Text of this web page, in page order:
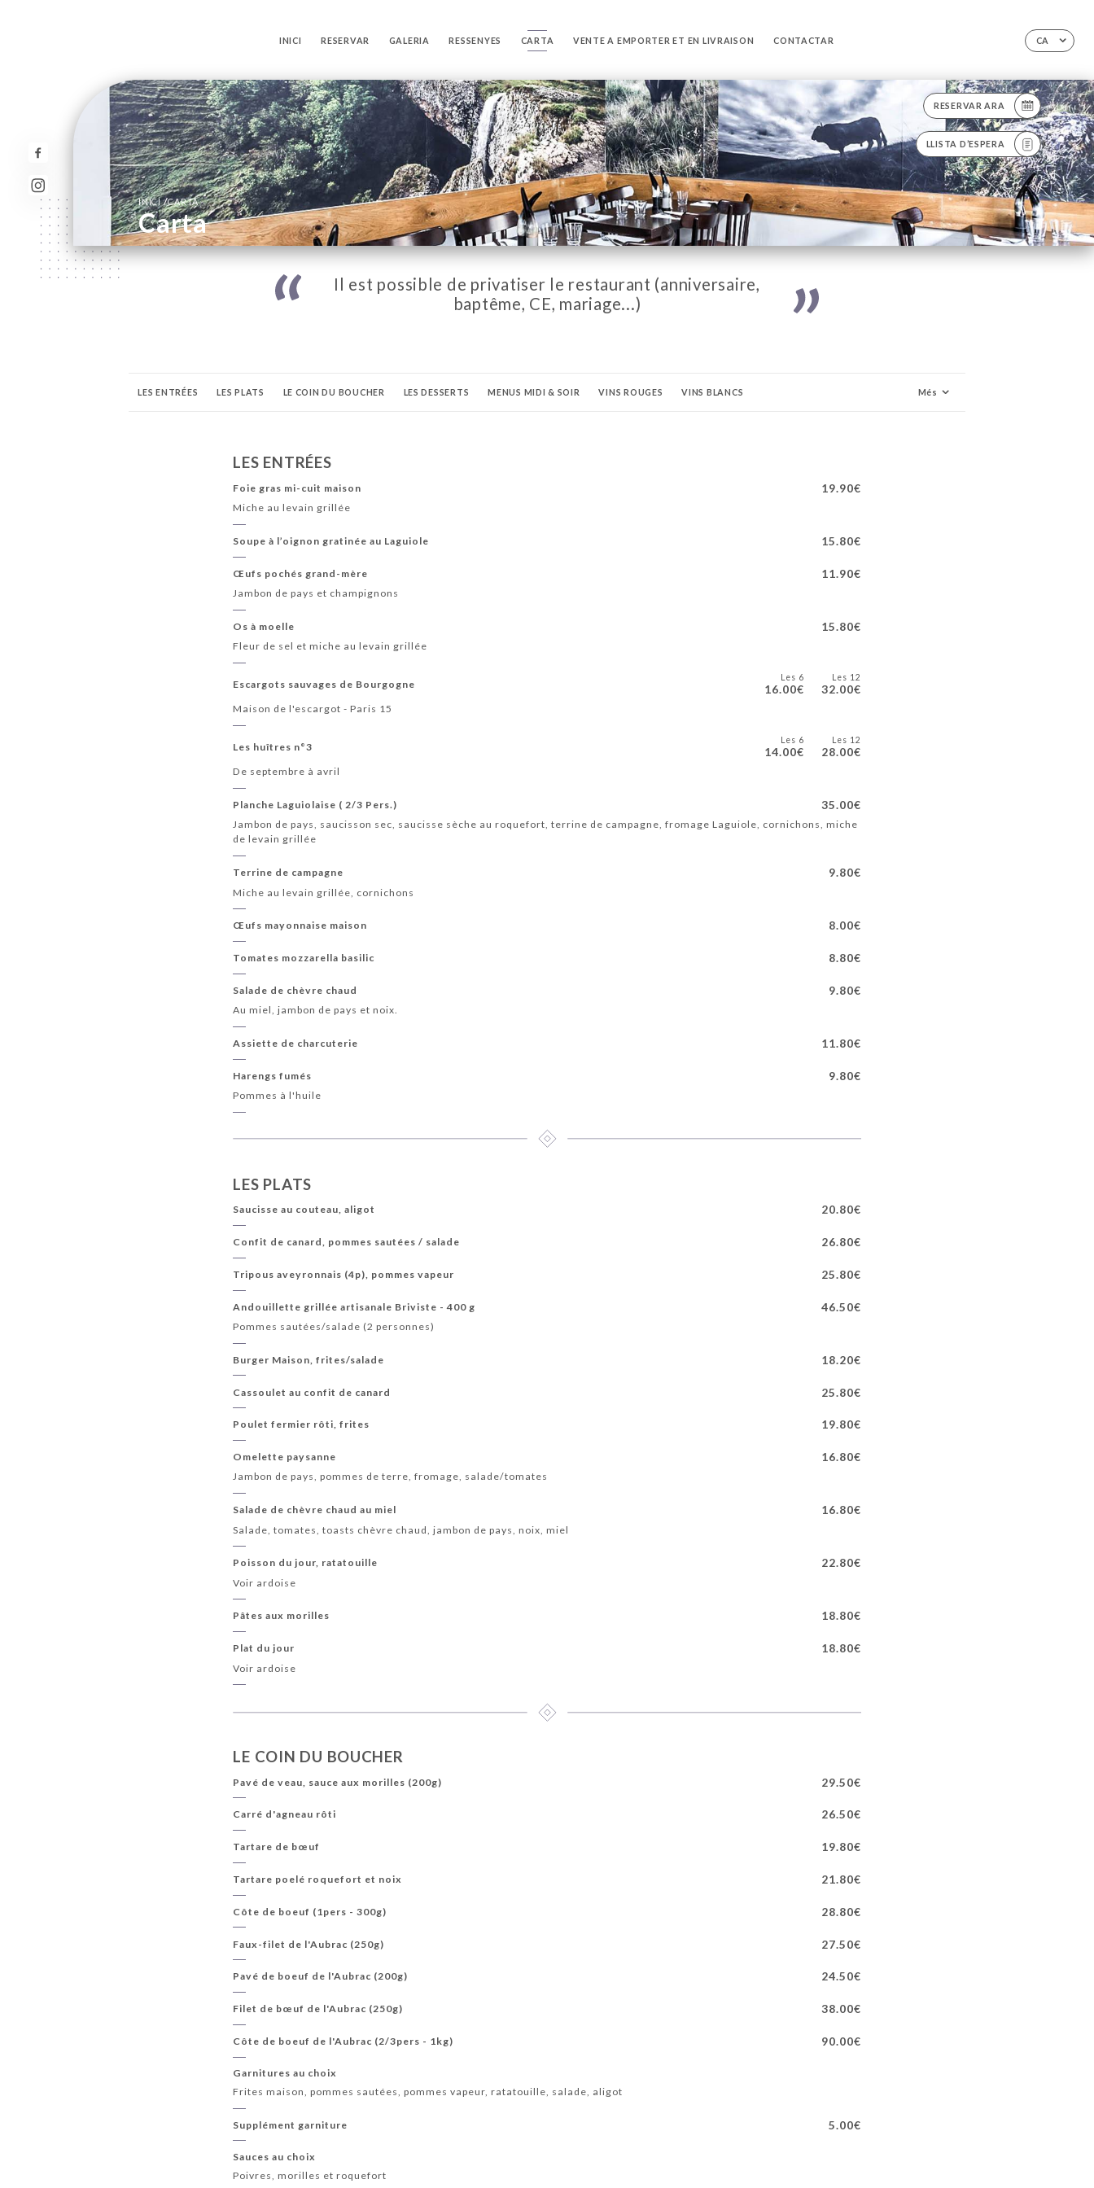
CA
INICI RESERVAR GALERIA RESSENYES CARTA VENTE A EMPORTER ET EN LIVRAISON CONTACTAR
RESERVAR ARA
LLISTA D’ESPERA
INICI/CARTA
Carta
Il est possible de privatiser le restaurant (anniversaire,
baptême, CE, mariage...)
LES ENTRÉES LES PLATS LE COIN DU BOUCHER LES DESSERTS MENUS MIDI & SOIR VINS ROUGES VINS BLANCS Més
LES ENTRÉES
Foie gras mi-cuit maison 19.90€
Miche au levain grillée
Soupe à l’oignon gratinée au Laguiole 15.80€
Œufs pochés grand-mère 11.90€
Jambon de pays et champignons
Os à moelle 15.80€
Fleur de sel et miche au levain grillée
Escargots sauvages de Bourgogne
Les 6
16.00€
Les 12
32.00€
Maison de l'escargot - Paris 15
Les huîtres n°3
Les 6
14.00€
Les 12
28.00€
De septembre à avril
Planche Laguiolaise ( 2/3 Pers.) 35.00€
Jambon de pays, saucisson sec, saucisse sèche au roquefort, terrine de campagne, fromage Laguiole, cornichons, miche
de levain grillée
Terrine de campagne 9.80€
Miche au levain grillée, cornichons
Œufs mayonnaise maison 8.00€
Tomates mozzarella basilic 8.80€
Salade de chèvre chaud 9.80€
Au miel, jambon de pays et noix.
Assiette de charcuterie 11.80€
Harengs fumés 9.80€
Pommes à l'huile
LES PLATS
Saucisse au couteau, aligot 20.80€
Confit de canard, pommes sautées / salade 26.80€
Tripous aveyronnais (4p), pommes vapeur 25.80€
Andouillette grillée artisanale Briviste - 400 g 46.50€
Pommes sautées/salade (2 personnes)
Burger Maison, frites/salade 18.20€
Cassoulet au confit de canard 25.80€
Poulet fermier rôti, frites 19.80€
Omelette paysanne 16.80€
Jambon de pays, pommes de terre, fromage, salade/tomates
Salade de chèvre chaud au miel 16.80€
Salade, tomates, toasts chèvre chaud, jambon de pays, noix, miel
Poisson du jour, ratatouille 22.80€
Voir ardoise
Pâtes aux morilles 18.80€
Plat du jour 18.80€
Voir ardoise
LE COIN DU BOUCHER
Pavé de veau, sauce aux morilles (200g) 29.50€
Carré d'agneau rôti 26.50€
Tartare de bœuf 19.80€
Tartare poelé roquefort et noix 21.80€
Côte de boeuf (1pers - 300g) 28.80€
Faux-filet de l'Aubrac (250g) 27.50€
Pavé de boeuf de l'Aubrac (200g) 24.50€
Filet de bœuf de l'Aubrac (250g) 38.00€
Côte de boeuf de l'Aubrac (2/3pers - 1kg) 90.00€
Garnitures au choix
Frites maison, pommes sautées, pommes vapeur, ratatouille, salade, aligot
Supplément garniture 5.00€
Sauces au choix
Poivres, morilles et roquefort